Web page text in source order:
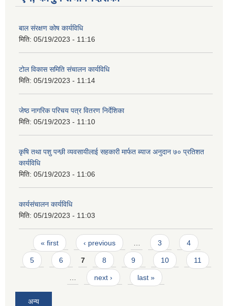
बाल संरक्षण कोष कार्यविधि
मिति: 05/19/2023 - 11:16
टोल विकास समिति संचालन कार्यविधि
मिति: 05/19/2023 - 11:14
जेष्ठ नागरिक परिचय पत्र वितरण निर्देशिका
मिति: 05/19/2023 - 11:10
कृषि तथा पशु पन्छी व्यवसायीलाई सहकारी मार्फत ब्याज अनुदान ७० प्रतिशत
कार्यविधि
मिति: 05/19/2023 - 11:06
कार्यसंचालन कार्यविधि
मिति: 05/19/2023 - 11:03
Pages
« first ‹ previous … 3 4
5 6 7 8 9 10 11
… next › last »
अन्य